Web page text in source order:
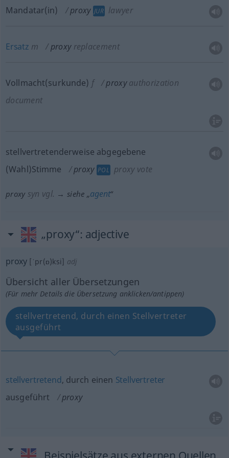
Mandatar(in) proxy JUR lawyer
Ersatz m proxy replacement
Vollmacht(surkunde) f proxy authorization
document
stellvertretenderweise abgegebene
(Wahl)Stimme
proxy POL proxy vote
proxy syn vgl. → siehe „agent“
„proxy“: adjective
proxy [ˈpr(ɒ)ksi] adj
Übersicht aller Übersetzungen
(Für mehr Details die Übersetzung anklicken/antippen)
stellvertretend, durch einen Stellvertreter
ausgeführt
stellvertretend, durch einen Stellvertreter
ausgeführt
proxy